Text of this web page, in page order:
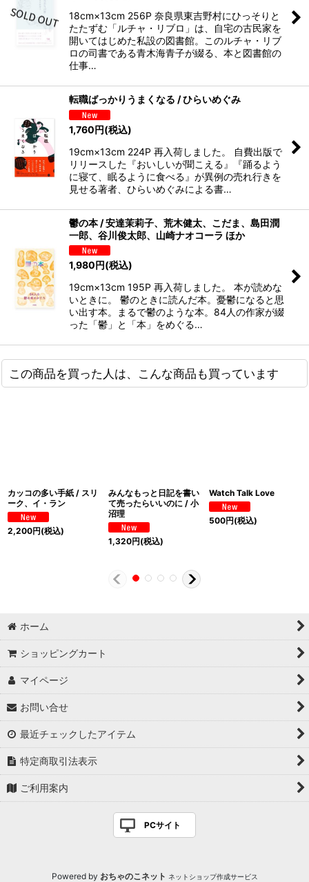
18cm×13cm 256P 奈良県東吉野村にひっそりと
たたずむ「ルチャ・リブロ」は、自宅の古民家を
開いてはじめた私設の図書館。このルチャ・リブ
ロの司書である青木海青子が綴る、本と図書館の
仕事…
転職ばっかりうまくなる / ひらいめぐみ
1,760円(税込)
19cm×13cm 224P 再入荷しました。 自費出版で
リリースした『おいしいが聞こえる』『踊るよう
に寝て、眠るように食べる』が異例の売れ行きを
見せる著者、ひらいめぐみによる書…
鬱の本 / 安達茉莉子、荒木健太、こだま、島田潤
一郎、谷川俊太郎、山崎ナオコーラ ほか
1,980円(税込)
19cm×13cm 195P 再入荷しました。 本が読めな
いときに。 鬱のときに読んだ本。憂鬱になると思
い出す本。まるで鬱のような本。84人の作家が綴
った「鬱」と「本」をめぐる…
この商品を買った人は、こんな商品も買っています
カッコの多い手紙 / スリ
ーク、イ・ラン
2,200円(税込)
みんなもっと日記を書い
て売ったらいいのに / 小
沼理
1,320円(税込)
Watch Talk Love
500円(税込)
ホーム
ショッピングカート
マイページ
お問い合せ
最近チェックしたアイテム
特定商取引法表示
ご利用案内
PCサイト
Powered by おちゃのこネット ネットショップ作成サービス